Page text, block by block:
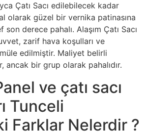
Çatı Sacı edilebilecek kadar
olarak güzel bir vernika patinasına
derece pahalı. Alaşım Çatı Sacı
zarif hava koşulları ve
edilmiştir. Maliyet belirli
ancak bir grup olarak pahalıdır.
ve çatı sacı
Tunceli
Farklar Nelerdir ?